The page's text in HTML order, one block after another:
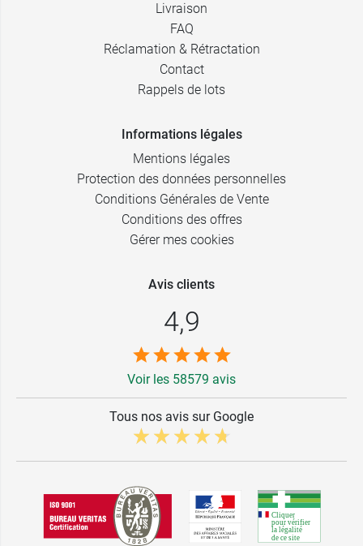
Livraison
FAQ
Réclamation & Rétractation
Contact
Rappels de lots
Informations légales
Mentions légales
Protection des données personnelles
Conditions Générales de Vente
Conditions des offres
Gérer mes cookies
Avis clients
4,9
Voir les 58579 avis
Tous nos avis sur Google